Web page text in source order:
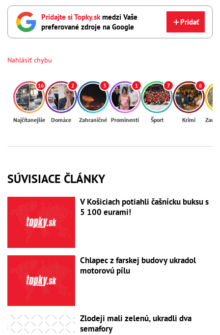
Pridajte si Topky.sk medzi Vaše
preferované zdroje na Google
Pridať
Nahlásiť chybu
16
Najčítanejšie
2
Domáce
3
Zahraničné
1
Prominenti
7
Šport
6
Krimi
SÚVISIACE ČLÁNKY
V Košiciach potiahli čašnícku buksu s
5 100 eurami!
Chlapec z farskej budovy ukradol
motorovú pílu
Zlodeji mali zelenú, ukradli dva
semafory